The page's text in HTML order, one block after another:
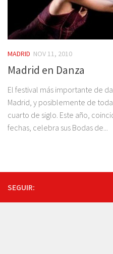
MADRID NOV 11, 2010
Madrid en Danza
El festival más importante de
Madrid, y posiblemente de
cuarto de siglo. Este año,
fechas, celebra sus Bodas de...
SEGUIR: